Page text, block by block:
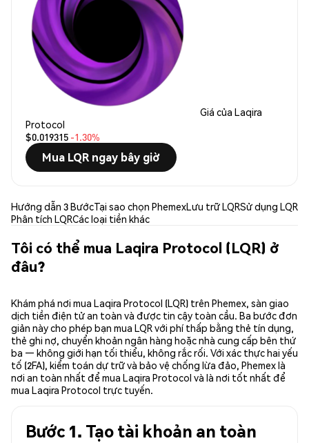
Giá của Laqira
Protocol
$0.019315 -1.30%
Mua LQR ngay bây giờ
Hướng dẫn 3 BướcTại sao chọn PhemexLưu trữ LQRSử dụng LQR
Phân tích LQRCác loại tiền khác
Tôi có thể mua Laqira Protocol (LQR) ở
đâu?
Khám phá nơi mua Laqira Protocol (LQR) trên Phemex, sàn giao
dịch tiền điện tử an toàn và được tin cậy toàn cầu. Ba bước đơn
giản này cho phép bạn mua LQR với phí thấp bằng thẻ tín dụng,
thẻ ghi nợ, chuyển khoản ngân hàng hoặc nhà cung cấp bên thứ
ba — không giới hạn tối thiểu, không rắc rối. Với xác thực hai yếu
tố (2FA), kiểm toán dự trữ và bảo vệ chống lừa đảo, Phemex là
nơi an toàn nhất để mua Laqira Protocol và là nơi tốt nhất để
mua Laqira Protocol trực tuyến.
Bước 1. Tạo tài khoản an toàn